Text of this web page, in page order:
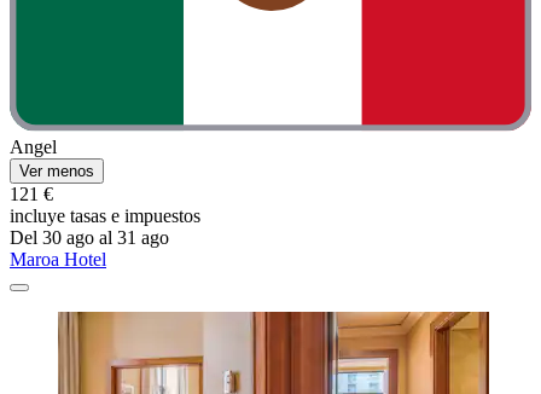
Angel
Ver menos
121 €
incluye tasas e impuestos
Del 30 ago al 31 ago
Maroa Hotel